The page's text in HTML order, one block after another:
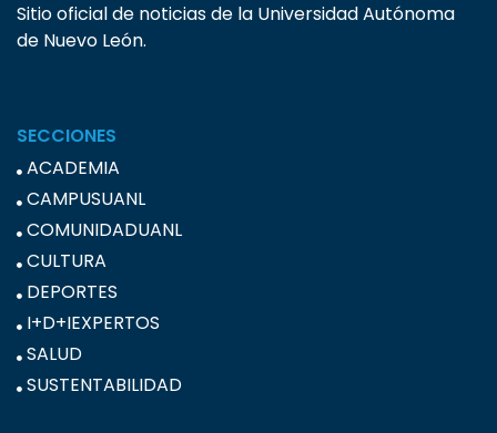
Sitio oficial de noticias de la Universidad Autónoma
de Nuevo León.
SECCIONES
ACADEMIA
CAMPUSUANL
COMUNIDADUANL
CULTURA
DEPORTES
I+D+IEXPERTOS
SALUD
SUSTENTABILIDAD